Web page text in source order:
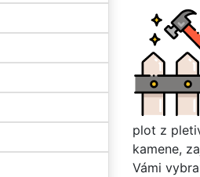
plot z
kamene,
Vámi